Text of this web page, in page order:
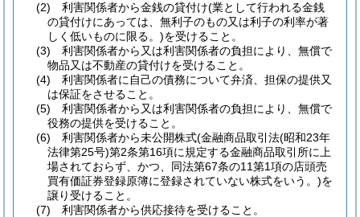
(2)
利害関係者から金銭の貸付け(業として行われる金銭
の貸付けにあっては、無利子のもの又は利子の利率が著
しく低いものに限る。)を受けること。
(3)
利害関係者から又は利害関係者の負担により、無償で
物品又は不動産の貸付けを受けること。
(4)
利害関係者に自己の債務について弁済、担保の提供又
は保証をさせること。
(5)
利害関係者から又は利害関係者の負担により、無償で
役務の提供を受けること。
(6)
利害関係者から未公開株式(金融商品取引法(昭和23年
法律第25号)第2条第16項に規定する金融商品取引所に上
場されておらず、かつ、同法第67条の11第1項の店頭売
買有価証券登録原簿に登録されていない株式をいう。)を
譲り受けること。
(7)
利害関係者から供応接待を受けること。